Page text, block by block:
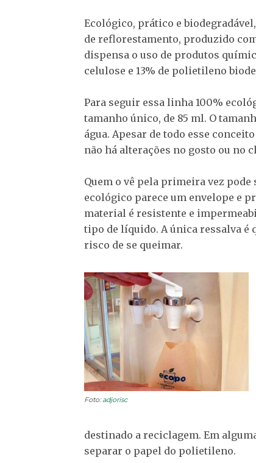
Ecológico, prático e
de reflorestamento, produzido
dispensa o uso de produtos
celulose e 13% de polietileno
Para seguir essa linha 100%
tamanho único, de 85 ml. O
água. Apesar de todo esse
não há alterações no gosto ou no
Quem o vê pela primeira vez
ecológico parece um envelope e
material é resistente e
tipo de líquido. A única ressalva é
risco de se queimar.
Foto: adjorisc
destinado a reciclagem. Em
separar o papel do polietileno.